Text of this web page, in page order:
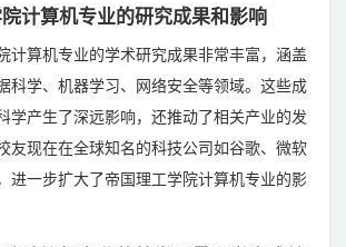
计算机专业的研究成果和影响
计算机专业的学术研究成果非常丰富，涵盖
科学、机器学习、网络安全等领域。这些成
学产生了深远影响，还推动了相关产业的发
友现在在全球知名的科技公司如谷歌、微软
进一步扩大了帝国理工学院计算机专业的影